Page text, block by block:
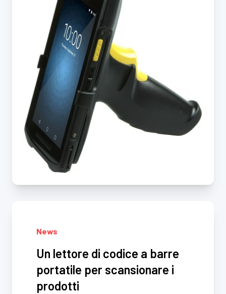
News
Un lettore di codice a barre
portatile per scansionare i
prodotti